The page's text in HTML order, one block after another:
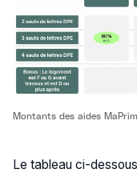
Montants des aides
Le tableau ci-